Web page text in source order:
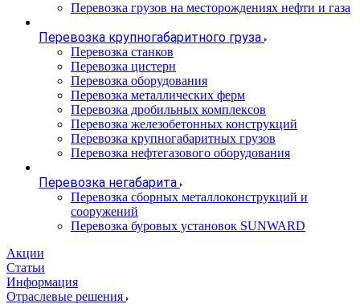
Перевозка грузов на месторождениях нефти и газа
Перевозка крупногабаритного груза
Перевозка станков
Перевозка цистерн
Перевозка оборудования
Перевозка металлических ферм
Перевозка дробильных комплексов
Перевозка железобетонных конструкций
Перевозка крупногабаритных грузов
Перевозка нефтегазового оборудования
Перевозка негабарита
Перевозка сборных металлоконструкций и
сооружений
Перевозка буровых установок SUNWARD
Акции
Статьи
Информация
Отраслевые решения